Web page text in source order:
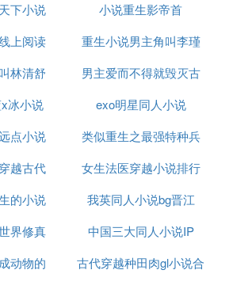
重生就一定要搅风搅雨的？平平淡
金手指开的略大，比电脑内存还要
男主跟花小月的cp,快把我恶心坏
爽的）
大的文一直文笔不错支持龙大
共生六个儿子
白重生之家有宝贝苏夏的重生之
重生军长娇妻有空间 孟萱
小说
下小说
小说重生影帝首
上阅读
重生小说男主角叫李瑾
林清舒
男主爱而不得就毁灭古
代小说
冰小说
exo明星同人小说
点小说
类似重生之最强特种兵
小说
越古代
女生法医穿越小说排行
榜
的小说
我英同人小说bg晋江
界修真
榜
中国三大同人小说IP
动物的
古代穿越种田肉gl小说合